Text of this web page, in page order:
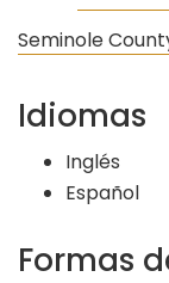
Seminole
Idiomas
Inglés
Español
Formas